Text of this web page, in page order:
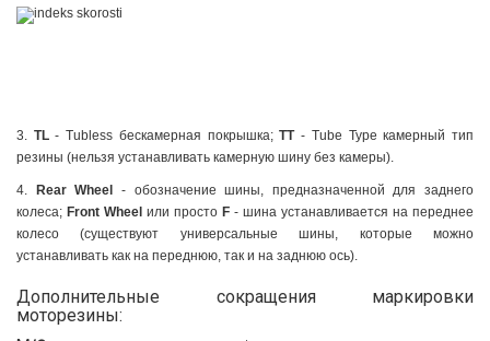
3. TL- Tubless бескамерная покрышка;TT- Tube Type камерный тип
резины (нельзя устанавливать камерную шину без камеры).
4. Rear Wheel - обозначение шины, предназначенной для заднего
колеса; Front Wheel или просто F - шина устанавливается на переднее
колесо (существуют универсальные шины, которые можно
устанавливать как на переднюю, так и на заднюю ось).
Дополнительные сокращения маркировки
моторезины: